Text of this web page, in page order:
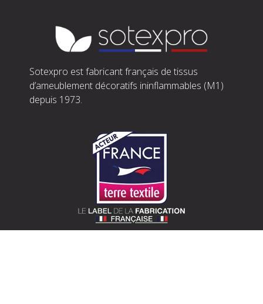
Sotexpro est fabricant français de tissus
d’ameublement décoratifs ininflammables (M1)
depuis 1973.